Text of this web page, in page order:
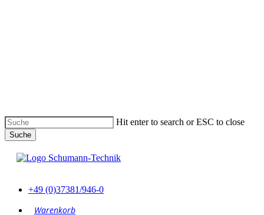
Hit enter to search or ESC to close
Suche
schließen
+49 (0)37381/946-0